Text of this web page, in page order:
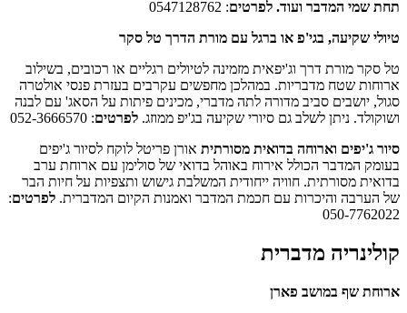
המדבר ועוד. לפרטים: 0547128762
שקיעה, בגי'פ או ברגל עם מורת הדרך טל סקר
מורת דרך וג'יפאית מזמינה לטיולים רגליים או רכובים, בשילוב
שטח מדבריות. במהלכן מחפשים עקרבים בעזרת פנסי אולטרה
סביב מדורה לתה מדברי, מכינים פיתות על הסאג' עם לבנה
ניתן לשלב גם סיורי שקיעה בג'יפ ממוזג. לפרטים: 052-3666570
וארוחה בדואית מסורתיתאורן פריטל לוקח לסיור ג'יפים
המדבר הכולל אירוח באוהל בדואי של סולימן עם ארוחת ערב
מסורתית. חוויה ייחודית המשלבת גישוש ותצפיות על חיות הבר
והיכרות עם חכמת המדבר ואמנות הקיום המדברית.לפרטים:
050-
מדברית
שף במושב פארן